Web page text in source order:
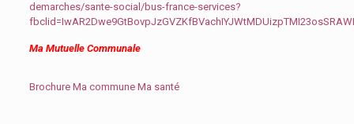
demarches/sante-social/bus-france-services?
Ma Mutuelle Communale
Brochure Ma commune Ma santé